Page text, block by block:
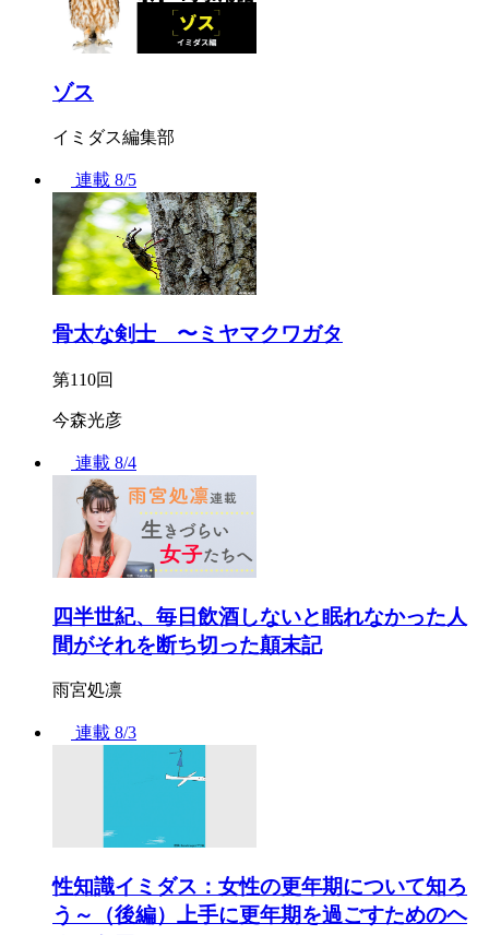
ゾス
イミダス編集部
連載 8/5
骨太な剣士 〜ミヤマクワガタ
第110回
今森光彦
連載 8/4
四半世紀、毎日飲酒しないと眠れなかった人
間がそれを断ち切った顛末記
雨宮処凛
連載 8/3
性知識イミダス：女性の更年期について知ろ
う～（後編）上手に更年期を過ごすためのヘ